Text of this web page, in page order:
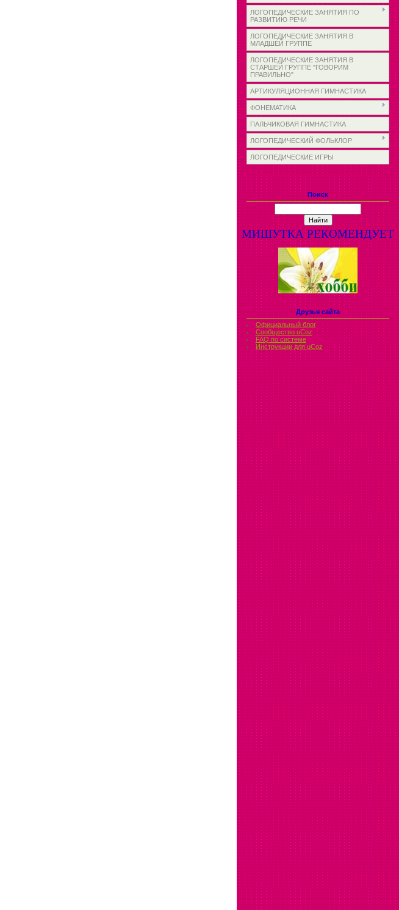
ЛОГОПЕДИЧЕСКИЕ ЗАНЯТИЯ ПО
РАЗВИТИЮ РЕЧИ
ЛОГОПЕДИЧЕСКИЕ ЗАНЯТИЯ В
МЛАДШЕЙ ГРУППЕ
ЛОГОПЕДИЧЕСКИЕ ЗАНЯТИЯ В
СТАРШЕЙ ГРУППЕ "ГОВОРИМ
ПРАВИЛЬНО"
АРТИКУЛЯЦИОННАЯ ГИМНАСТИКА
ФОНЕМАТИКА
ПАЛЬЧИКОВАЯ ГИМНАСТИКА
ЛОГОПЕДИЧЕСКИЙ ФОЛЬКЛОР
ЛОГОПЕДИЧЕСКИЕ ИГРЫ
Поиск
МИШУТКА РЕКОМЕНДУЕТ
Друзья сайта
Официальный блог
Сообщество uCoz
FAQ по системе
Инструкции для uCoz